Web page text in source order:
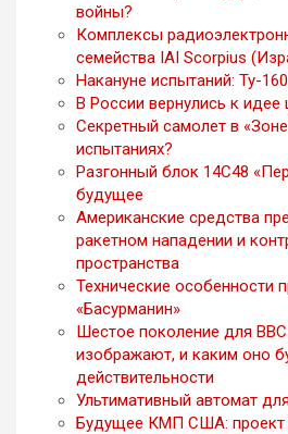
войны?
Комплексы
семейства IAI Scorpius
Накануне испытаний: Ту-
В России вернулись к идее
Секретный самолет в «Зоне
испытаниях?
Разгонный блок 14С48
будущее
Американские средства
ракетном нападении и
пространства
Технические
«Басурманин»
Шестое поколение для
изображают, и каким оно
действительности
Ультимативный автомат
Будущее КМП США: проект